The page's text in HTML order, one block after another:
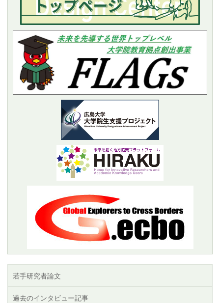
若手研究者論文
過去のインタビュー記事